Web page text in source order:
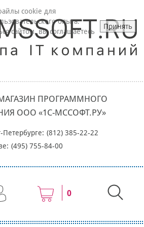
ПРОГРАММНОГО
ООО «1С-МССОФТ.РУ»
Петербурге: (812) 385-22-22
(495) 755-84-00
0
cookie для
опыта.
сайтом, вы соглашаетесь
Принять